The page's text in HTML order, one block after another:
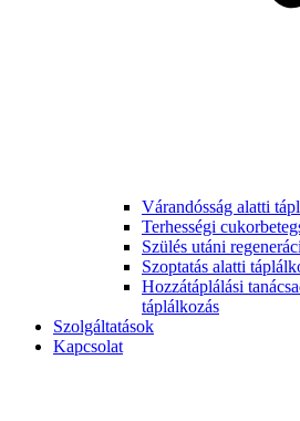
Várandósság alatti
Terhességi
Szülés utáni
Szoptatás alatti
Hozzátáplálási
táplálkozás
Szolgáltatások
Kapcsolat